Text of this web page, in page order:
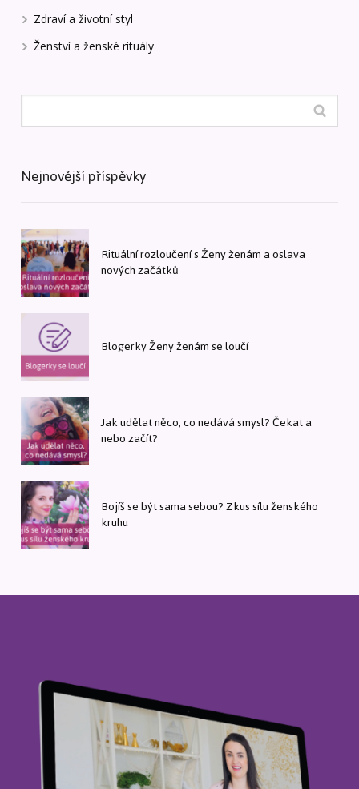
Zdraví a životní styl
Ženství a ženské rituály
Nejnovější příspěvky
Rituální rozloučení s Ženy ženám a oslava
nových začátků
Blogerky Ženy ženám se loučí
Jak udělat něco, co nedává smysl? Čekat a
nebo začít?
Bojíš se být sama sebou? Zkus sílu ženského
kruhu